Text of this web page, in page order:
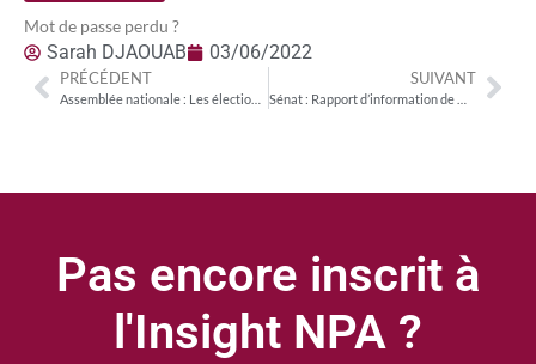
Mot de passe perdu ?
Sarah DJAOUAB 03/06/2022
PRÉCÉDENT SUIVANT
Pas encore inscrit à
l'Insight NPA ?